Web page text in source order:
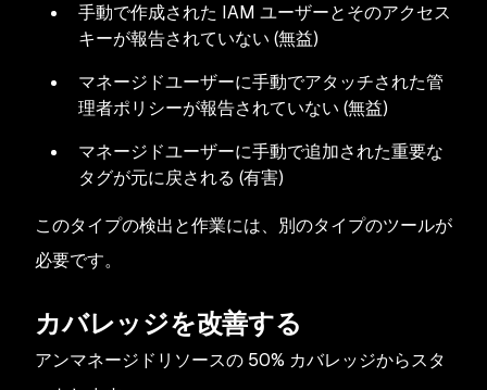
手動で作成された IAM ユーザーとそのアクセス
キーが報告されていない (無益)
マネージドユーザーに手動でアタッチされた管
理者ポリシーが報告されていない (無益)
マネージドユーザーに手動で追加された重要な
タグが元に戻される (有害)
このタイプの検出と作業には、別のタイプのツールが
必要です。
カバレッジを改善する
アンマネージドリソースの 50% カバレッジからスタ